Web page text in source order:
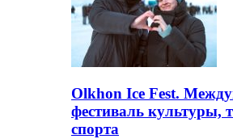
Olkhon Ice Fest.
фестиваль культуры,
спорта